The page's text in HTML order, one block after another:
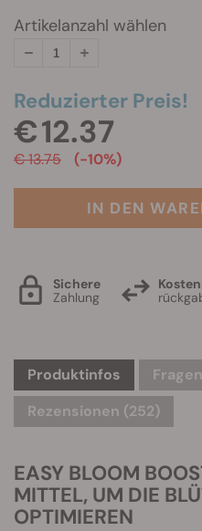
Artikelanzahl wählen
Reduzierter Preis!
€ 12.37
€ 13.75 (-10%)
IN DEN
Sichere
Zahlung
Produktinfos Fragen
Rezensionen (252)
EASY BLOOM
MITTEL, UM DIE
OPTIMIEREN